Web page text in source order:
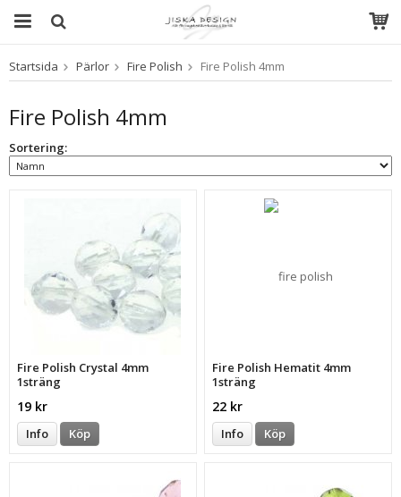
Produkten har blivit tillagd i varukorgen
Startsida Pärlor Fire Polish Fire Polish 4mm
Fire Polish 4mm
Sortering:
Fire Polish Crystal 4mm
1sträng
19 kr
Info Köp
Fire Polish Hematit 4mm
1sträng
22 kr
Info Köp